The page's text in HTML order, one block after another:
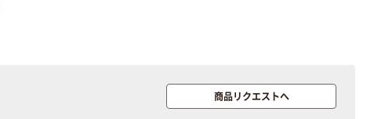
商品リクエストへ